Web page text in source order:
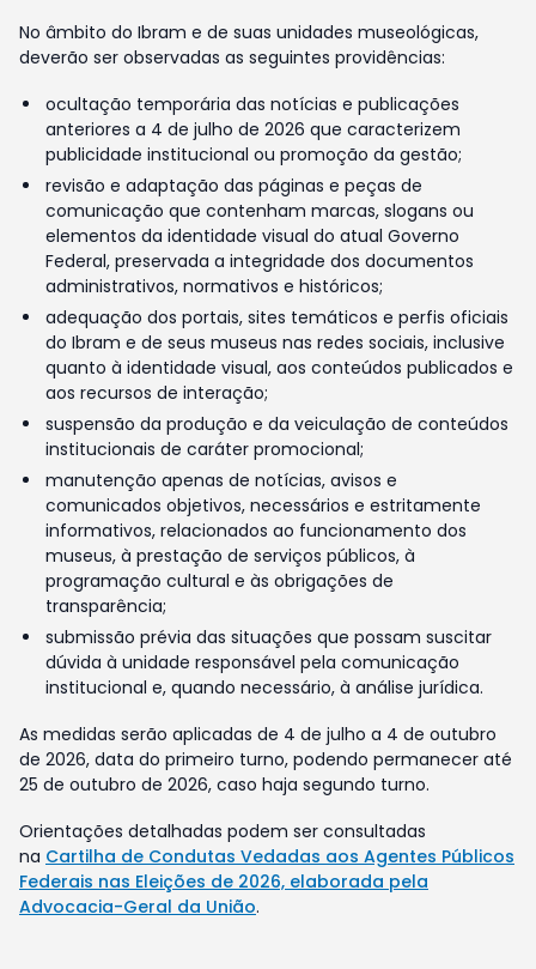
No âmbito do Ibram e de suas unidades museológicas,
deverão ser observadas as seguintes providências:
ocultação temporária das notícias e publicações
anteriores a 4 de julho de 2026 que caracterizem
publicidade institucional ou promoção da gestão;
revisão e adaptação das páginas e peças de
comunicação que contenham marcas, slogans ou
elementos da identidade visual do atual Governo
Federal, preservada a integridade dos documentos
administrativos, normativos e históricos;
adequação dos portais, sites temáticos e perfis oficiais
do Ibram e de seus museus nas redes sociais, inclusive
quanto à identidade visual, aos conteúdos publicados e
aos recursos de interação;
suspensão da produção e da veiculação de conteúdos
institucionais de caráter promocional;
manutenção apenas de notícias, avisos e
comunicados objetivos, necessários e estritamente
informativos, relacionados ao funcionamento dos
museus, à prestação de serviços públicos, à
programação cultural e às obrigações de
transparência;
submissão prévia das situações que possam suscitar
dúvida à unidade responsável pela comunicação
institucional e, quando necessário, à análise jurídica.
As medidas serão aplicadas de 4 de julho a 4 de outubro
de 2026, data do primeiro turno, podendo permanecer até
25 de outubro de 2026, caso haja segundo turno.
Orientações detalhadas podem ser consultadas
na Cartilha de Condutas Vedadas aos Agentes Públicos
Federais nas Eleições de 2026, elaborada pela
Advocacia-Geral da União.